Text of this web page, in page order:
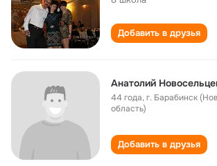
Добавить в друзья
Анатолий
44 года,г. Барабинск
область)
Добавить в друзья